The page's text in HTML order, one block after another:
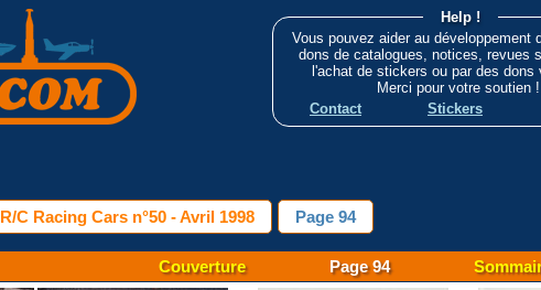
Help !
Vous pouvez aider au développement
dons de catalogues, notices, revues
l'achat de stickers ou par des dons
Merci pour votre soutien !
Contact
Stickers
R/C Racing Cars n°50 - Avril 1998 Page 94
CouverturePage 94